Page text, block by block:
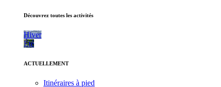
Découvrez toutes les activités
Hiver
Été
ACTUELLEMENT
Itinéraires à pied